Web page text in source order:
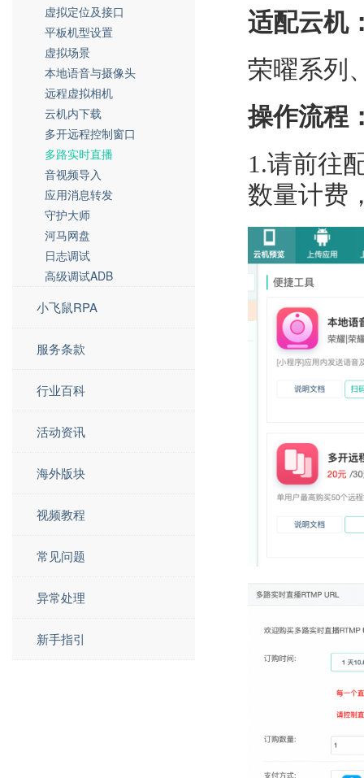
虚拟定位及接口
平板机型设置
虚拟场景
本地语音与摄像头
远程虚拟相机
云机内下载
多开远程控制窗口
多路实时直播
音视频导入
应用消息转发
守护大师
河马网盘
日志调试
高级调试ADB
小飞鼠RPA
服务条款
行业百科
活动资讯
海外版块
视频教程
常见问题
异常处理
新手指引
适配云机
荣曜系列
操作流程
1.请前往
数量计费